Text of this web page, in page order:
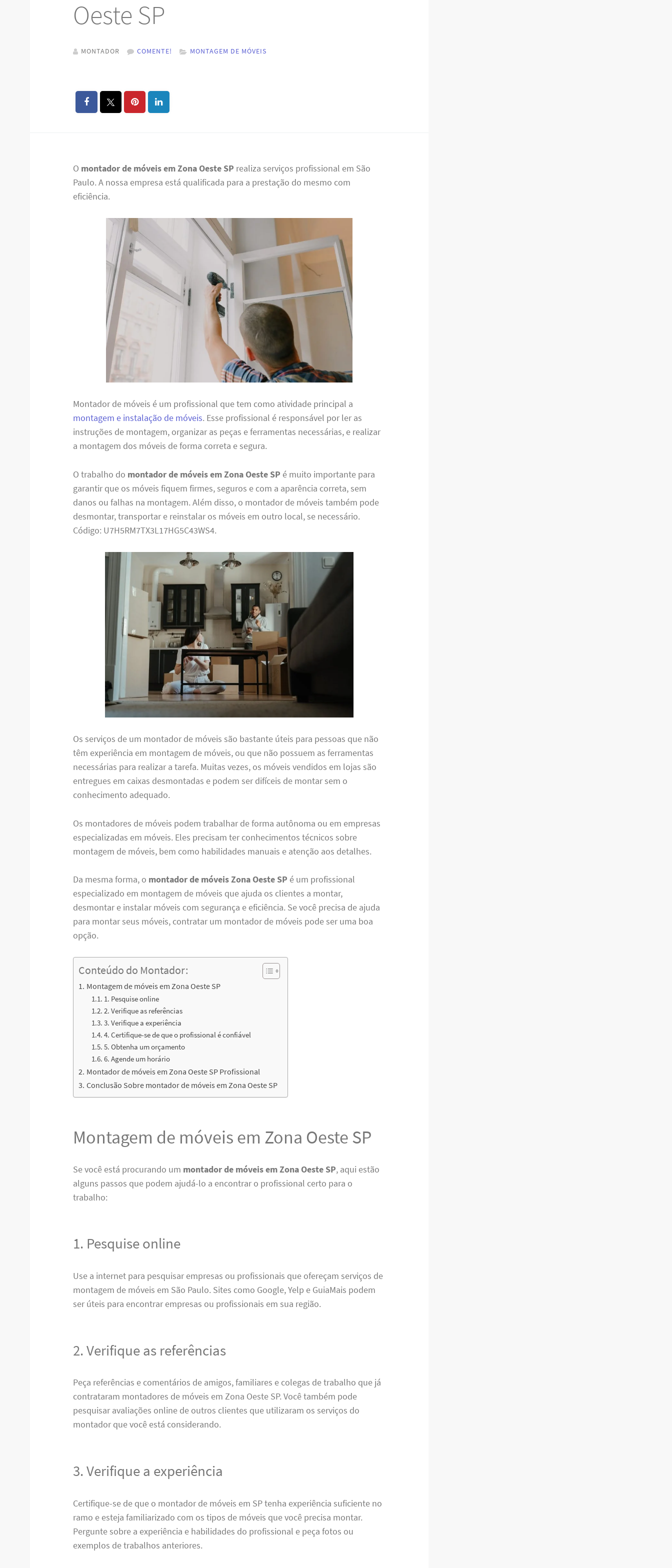
Oeste SP
MONTADOR COMENTE! MONTAGEM DE MÓVEIS
O montador de móveis em Zona Oeste SP realiza serviços profissional em São
Paulo. A nossa empresa está qualificada para a prestação do mesmo com
eficiência.
Montador de móveis é um profissional que tem como atividade principal a
montagem e instalação de móveis. Esse profissional é responsável por ler as
instruções de montagem, organizar as peças e ferramentas necessárias, e realizar
a montagem dos móveis de forma correta e segura.
O trabalho do montador de móveis em Zona Oeste SP é muito importante para
garantir que os móveis fiquem firmes, seguros e com a aparência correta, sem
danos ou falhas na montagem. Além disso, o montador de móveis também pode
desmontar, transportar e reinstalar os móveis em outro local, se necessário.
Código: U7H5RM7TX3L17HG5C43WS4.
Os serviços de um montador de móveis são bastante úteis para pessoas que não
têm experiência em montagem de móveis, ou que não possuem as ferramentas
necessárias para realizar a tarefa. Muitas vezes, os móveis vendidos em lojas são
entregues em caixas desmontadas e podem ser difíceis de montar sem o
conhecimento adequado.
Os montadores de móveis podem trabalhar de forma autônoma ou em empresas
especializadas em móveis. Eles precisam ter conhecimentos técnicos sobre
montagem de móveis, bem como habilidades manuais e atenção aos detalhes.
Da mesma forma, o montador de móveis Zona Oeste SP é um profissional
especializado em montagem de móveis que ajuda os clientes a montar,
desmontar e instalar móveis com segurança e eficiência. Se você precisa de ajuda
para montar seus móveis, contratar um montador de móveis pode ser uma boa
opção.
Conteúdo do Montador:
Montagem de móveis em Zona Oeste SP
1. Pesquise online
2. Verifique as referências
3. Verifique a experiência
4. Certifique-se de que o profissional é confiável
5. Obtenha um orçamento
6. Agende um horário
Montador de móveis em Zona Oeste SP Profissional
Conclusão Sobre montador de móveis em Zona Oeste SP
Montagem de móveis em Zona Oeste SP
Se você está procurando um montador de móveis em Zona Oeste SP, aqui estão
alguns passos que podem ajudá-lo a encontrar o profissional certo para o
trabalho:
1. Pesquise online
Use a internet para pesquisar empresas ou profissionais que ofereçam serviços de
montagem de móveis em São Paulo. Sites como Google, Yelp e GuiaMais podem
ser úteis para encontrar empresas ou profissionais em sua região.
2. Verifique as referências
Peça referências e comentários de amigos, familiares e colegas de trabalho que já
contrataram montadores de móveis em Zona Oeste SP. Você também pode
pesquisar avaliações online de outros clientes que utilizaram os serviços do
montador que você está considerando.
3. Verifique a experiência
Certifique-se de que o montador de móveis em SP tenha experiência suficiente no
ramo e esteja familiarizado com os tipos de móveis que você precisa montar.
Pergunte sobre a experiência e habilidades do profissional e peça fotos ou
exemplos de trabalhos anteriores.